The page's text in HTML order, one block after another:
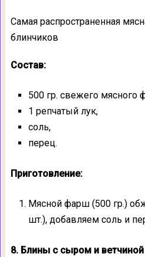
Самая распространенная
блинчиков
Состав:
500 гр. свежего мясного
1 репчатый лук,
соль,
перец.
Приготовление:
Мясной фарш (500 гр.)
шт.), добавляем соль и
8. Блины с сыром и ветчиной